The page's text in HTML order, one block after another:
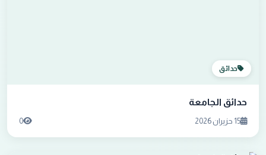
حدائق
حدائق الجامعة
15 حزيران 2026 0